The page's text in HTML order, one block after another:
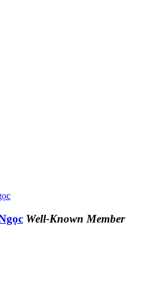
Well-Known Member